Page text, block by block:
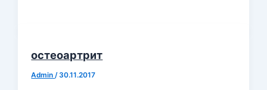
остеоартрит
Admin/30.11.2017